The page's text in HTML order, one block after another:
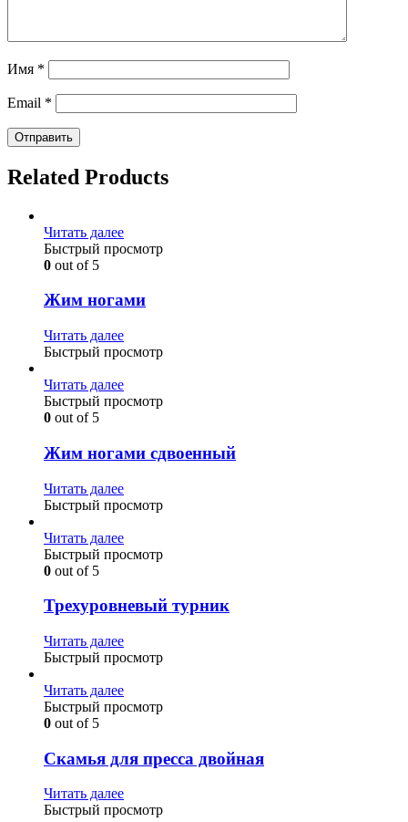
Имя *
Email *
Related Products
Читать далее
Быстрый просмотр
0 out of 5
Жим ногами
Читать далее
Быстрый просмотр
Читать далее
Быстрый просмотр
0 out of 5
Жим ногами сдвоенный
Читать далее
Быстрый просмотр
Читать далее
Быстрый просмотр
0 out of 5
Трехуровневый турник
Читать далее
Быстрый просмотр
Читать далее
Быстрый просмотр
0 out of 5
Скамья для пресса двойная
Читать далее
Быстрый просмотр